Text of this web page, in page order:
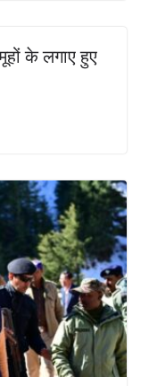
के लगाए हुए